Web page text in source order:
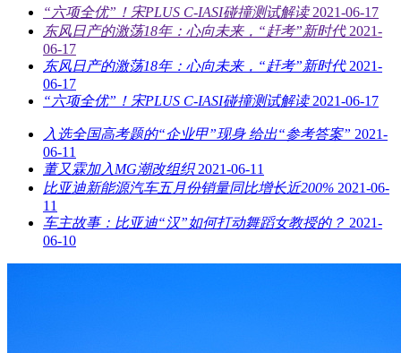
“六项全优”！宋PLUS C-IASI碰撞测试解读 2021-06-17
东风日产的激荡18年：心向未来，“赶考”新时代 2021-
06-17
东风日产的激荡18年：心向未来，“赶考”新时代 2021-
06-17
“六项全优”！宋PLUS C-IASI碰撞测试解读 2021-06-17
入选全国高考题的“企业甲”现身 给出“参考答案” 2021-
06-11
董又霖加入MG潮改组织 2021-06-11
比亚迪新能源汽车五月份销量同比增长近200% 2021-06-
11
车主故事：比亚迪“汉”如何打动舞蹈女教授的？ 2021-
06-10